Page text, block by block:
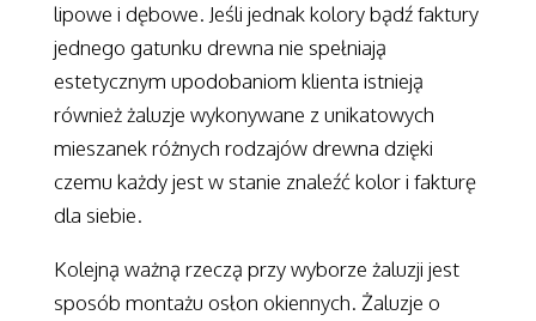
lipowe i dębowe. Jeśli jednak kolory bądź faktury
jednego gatunku drewna nie spełniają
estetycznym upodobaniom klienta istnieją
również żaluzje wykonywane z unikatowych
mieszanek różnych rodzajów drewna dzięki
czemu każdy jest w stanie znaleźć kolor i fakturę
dla siebie.
Kolejną ważną rzeczą przy wyborze żaluzji jest
sposób montażu osłon okiennych. Żaluzje o